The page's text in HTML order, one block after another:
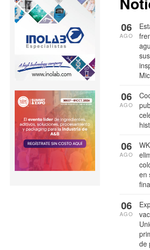
06
AGO
06
AGO
en
06
AGO
de
06
AGO